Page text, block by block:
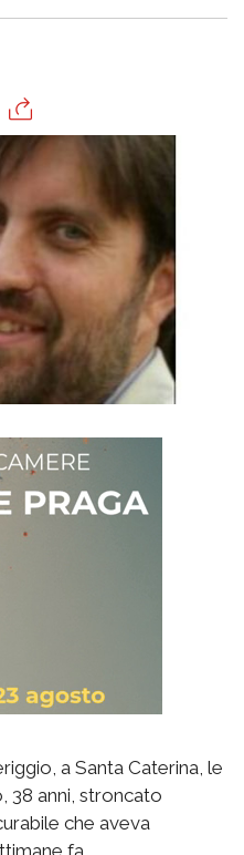
a Santa Caterina, le
38 anni, stroncato
che aveva
fa